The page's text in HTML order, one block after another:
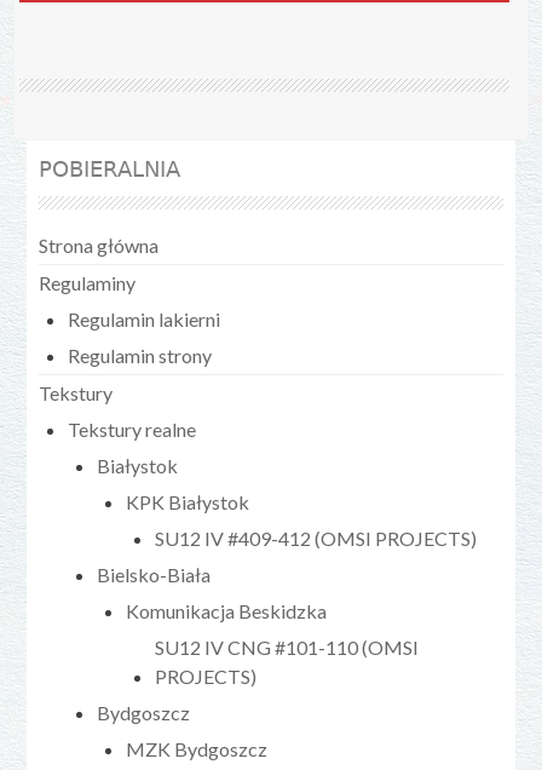
POBIERALNIA
Strona główna
Regulaminy
Regulamin lakierni
Regulamin strony
Tekstury
Tekstury realne
Białystok
KPK Białystok
SU12 IV #409-412 (OMSI PROJECTS)
Bielsko-Biała
Komunikacja Beskidzka
SU12 IV CNG #101-110 (OMSI
PROJECTS)
Bydgoszcz
MZK Bydgoszcz